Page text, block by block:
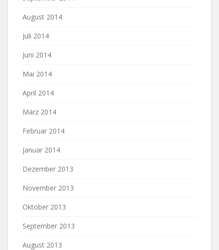
August 2014
Juli 2014
Juni 2014
Mai 2014
April 2014
März 2014
Februar 2014
Januar 2014
Dezember 2013
November 2013
Oktober 2013
September 2013
August 2013